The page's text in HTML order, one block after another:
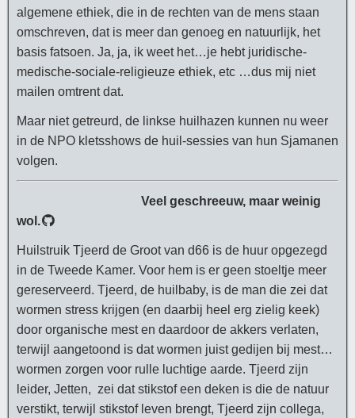
algemene ethiek, die in de rechten van de mens staan
omschreven, dat is meer dan genoeg en natuurlijk, het
basis fatsoen. Ja, ja, ik weet het…je hebt juridische-
medische-sociale-religieuze ethiek, etc …dus mij niet
mailen omtrent dat.
Maar niet getreurd, de linkse huilhazen kunnen nu weer
in de NPO kletsshows de huil-sessies van hun Sjamanen
volgen.
Veel geschreeuw, maar weinig
wol.
Huilstruik Tjeerd de Groot van d66 is de huur opgezegd
in de Tweede Kamer. Voor hem is er geen stoeltje meer
gereserveerd. Tjeerd, de huilbaby, is de man die zei dat
wormen stress krijgen (en daarbij heel erg zielig keek)
door organische mest en daardoor de akkers verlaten,
terwijl aangetoond is dat wormen juist gedijen bij mest…
wormen zorgen voor rulle luchtige aarde. Tjeerd zijn
leider, Jetten, zei dat stikstof een deken is die de natuur
verstikt, terwijl stikstof leven brengt, Tjeerd zijn collega,